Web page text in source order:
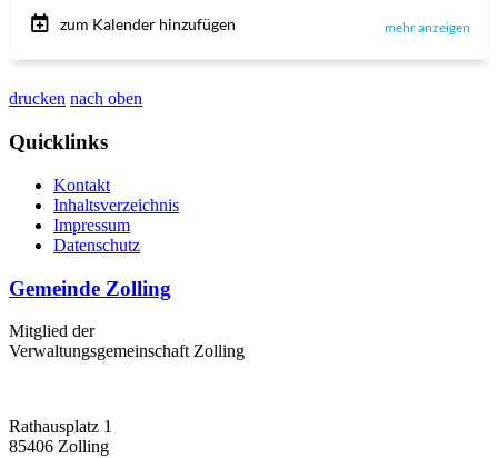
drucken nach oben
Quicklinks
Kontakt
Inhaltsverzeichnis
Impressum
Datenschutz
Gemeinde Zolling
Mitglied der
Verwaltungsgemeinschaft Zolling
Rathausplatz 1
85406 Zolling